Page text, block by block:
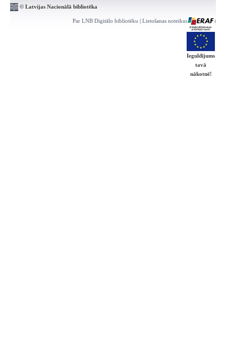
© Latvijas Nacionālā bibliotēka
Par LNB Digitālo bibliotēku | Lietošanas noteikumi | Kontakti
Ieguldījums
tavā
nākotnē!